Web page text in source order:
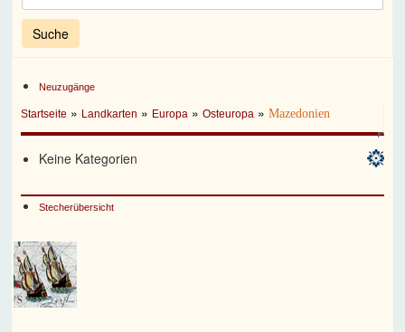
Neuzugänge
Startseite » Landkarten » Europa »Osteuropa »Mazedonien
Keine Kategorien
Stecherübersicht